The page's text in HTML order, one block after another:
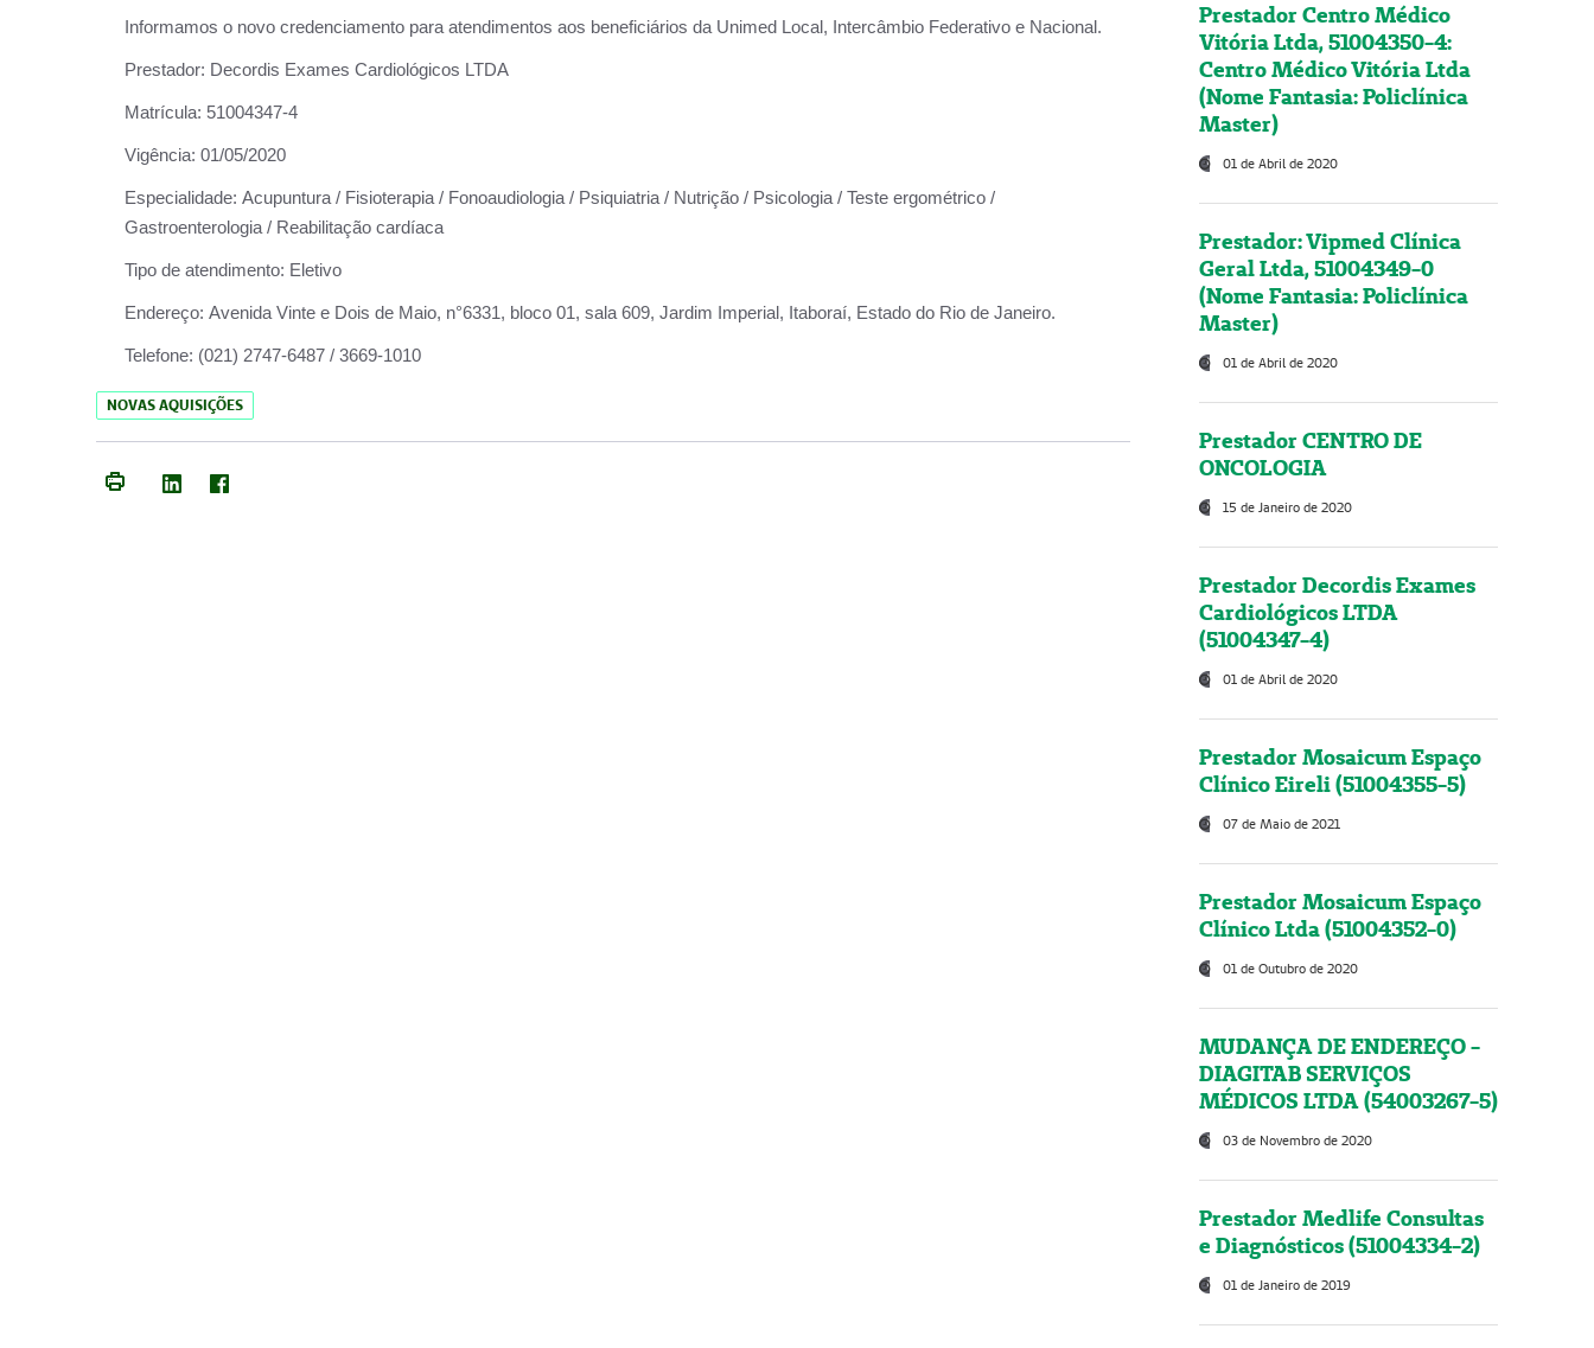
Informamos o novo credenciamento para atendimentos aos beneficiários da Unimed Local, Intercâmbio Federativo e Nacional.
Prestador: Decordis Exames Cardiológicos LTDA
Matrícula: 51004347-4
Vigência: 01/05/2020
Especialidade: Acupuntura / Fisioterapia / Fonoaudiologia / Psiquiatria / Nutrição / Psicologia / Teste ergométrico /
Gastroenterologia / Reabilitação cardíaca
Tipo de atendimento: Eletivo
Endereço: Avenida Vinte e Dois de Maio, n°6331, bloco 01, sala 609, Jardim Imperial, Itaboraí, Estado do Rio de Janeiro.
Telefone: (021) 2747-6487 / 3669-1010
NOVAS AQUISIÇÕES
Prestador Centro Médico
Vitória Ltda, 51004350-4:
Centro Médico Vitória Ltda
(Nome Fantasia: Policlínica
Master)
01 de Abril de 2020
Prestador: Vipmed Clínica
Geral Ltda, 51004349-0
(Nome Fantasia: Policlínica
Master)
01 de Abril de 2020
Prestador CENTRO DE
ONCOLOGIA
15 de Janeiro de 2020
Prestador Decordis Exames
Cardiológicos LTDA
(51004347-4)
01 de Abril de 2020
Prestador Mosaicum Espaço
Clínico Eireli (51004355-5)
07 de Maio de 2021
Prestador Mosaicum Espaço
Clínico Ltda (51004352-0)
01 de Outubro de 2020
MUDANÇA DE ENDEREÇO -
DIAGITAB SERVIÇOS
MÉDICOS LTDA (54003267-5)
03 de Novembro de 2020
Prestador Medlife Consultas
e Diagnósticos (51004334-2)
01 de Janeiro de 2019